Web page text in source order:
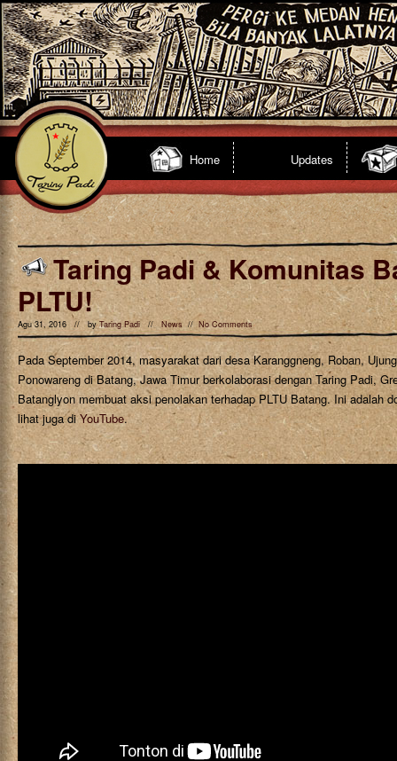
Home Updates
Taring Padi & Komunitas
PLTU!
Agu 31, 2016 // byTaring Padi// News // No Comments
Pada September 2014, masyarakat dari desa Karanggneng, Roban,
Ponowareng di Batang, Jawa Timur berkolaborasi dengan Taring Padi,
Batanglyon membuat aksi penolakan terhadap PLTU Batang. Ini adalah
lihat juga diYouTube.